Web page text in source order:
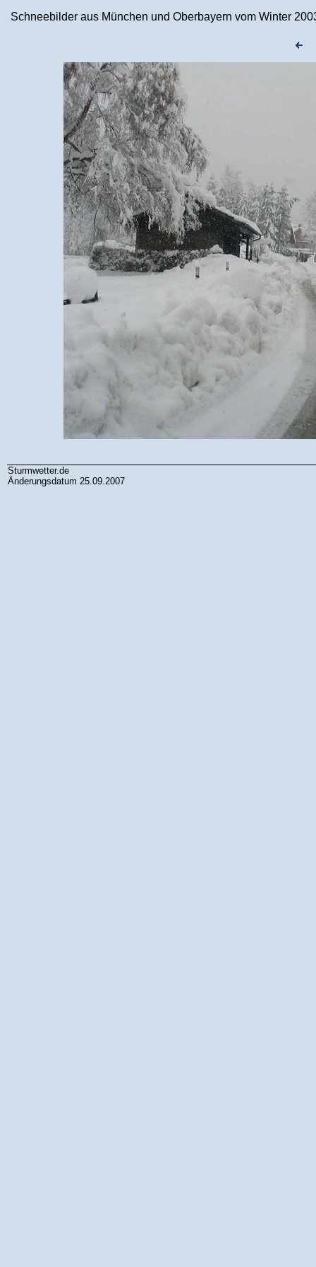
Schneebilder aus München und Oberbayern vom Winter
Sturmwetter.de
Änderungsdatum 25.09.2007